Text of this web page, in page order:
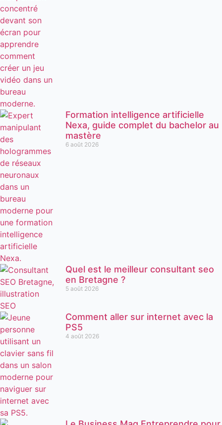
Formation intelligence artificielle
Nexa, guide complet du bachelor au
mastère
6 août 2026
Quel est le meilleur consultant seo
en Bretagne ?
5 août 2026
Comment aller sur internet avec la
PS5
4 août 2026